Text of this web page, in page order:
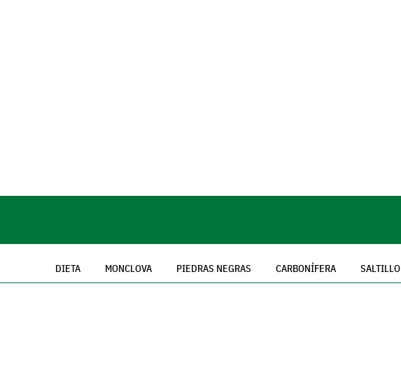
DIETA MONCLOVA PIEDRAS NEGRAS CARBONÍFERA SALTILLO